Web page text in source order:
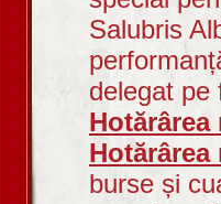
Salubris
delegat pe
Hotărârea
Hotărârea
burse și